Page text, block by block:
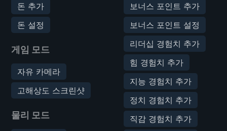
돈 추가
돈 설정
게임 모드
자유 카메라
고해상도 스크린샷
물리 모드
보너스 포인트 추가
보너스 포인트 설정
리더십 경험치 추가
힘 경험치 추가
지능 경험치 추가
정치 경험치 추가
직감 경험치 추가